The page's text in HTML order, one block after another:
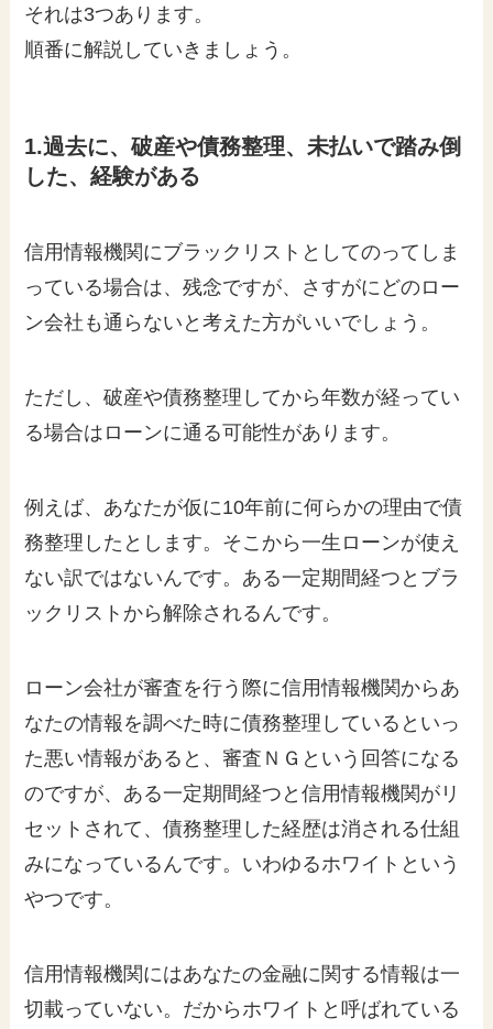
それは3つあります。
順番に解説していきましょう。
1.過去に、破産や債務整理、未払いで踏み倒
した、経験がある
信用情報機関にブラックリストとしてのってしま
っている場合は、残念ですが、さすがにどのロー
ン会社も通らないと考えた方がいいでしょう。
ただし、破産や債務整理してから年数が経ってい
る場合はローンに通る可能性があります。
例えば、あなたが仮に10年前に何らかの理由で債
務整理したとします。そこから一生ローンが使え
ない訳ではないんです。ある一定期間経つとブラ
ックリストから解除されるんです。
ローン会社が審査を行う際に信用情報機関からあ
なたの情報を調べた時に債務整理しているといっ
た悪い情報があると、審査ＮＧという回答になる
のですが、ある一定期間経つと信用情報機関がリ
セットされて、債務整理した経歴は消される仕組
みになっているんです。いわゆるホワイトという
やつです。
信用情報機関にはあなたの金融に関する情報は一
切載っていない。だからホワイトと呼ばれている